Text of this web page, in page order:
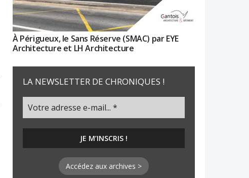
À Périgueux, le Sans Réserve (SMAC) par EYE
Architecture et LH Architecture
LA NEWSLETTER DE CHRONIQUES !
Accédez aux archives >